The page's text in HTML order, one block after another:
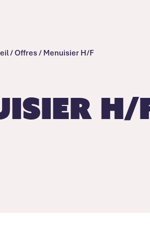
/Offres/ Menuisier H/F
H/